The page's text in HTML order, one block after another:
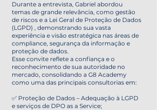
Durante a entrevista, Gabriel abordou
temas de grande relevância, como gestão
de riscos e a Lei Geral de Proteção de Dados
(LGPD) , demonstrando sua vasta
experiência e visão estratégica nas áreas de
compliance, segurança da informação e
proteção de dados.
Esse convite reflete a confiança e o
reconhecimento de sua autoridade no
mercado, consolidando a G8 Academy
como uma das principais consultorias em:
✅ Proteção de Dados – Adequação à LGPD
e serviços de DPO as a Service;